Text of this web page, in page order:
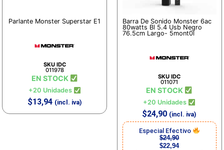
Parlante Monster Superstar E1
SKU IDC
011978
EN STOCK
+20 Unidades
$13,94 (incl. iva)
Barra De Sonido Monster 6ac
80watts Bl 5.4 Usb Negro
76.5cm Largo- 5mont0l
SKU IDC
011071
EN STOCK
+20 Unidades
$24,90 (incl. iva)
Especial Efectivo
$24,90
$22,94